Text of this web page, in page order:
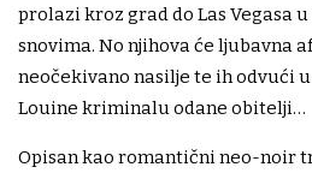
prolazi kroz grad do Las Vegasa
snovima. No njihova će ljubavna
neočekivano nasilje te ih odvući
Louine kriminalu odane obitelji…
Opisan kao romantični neo-noir